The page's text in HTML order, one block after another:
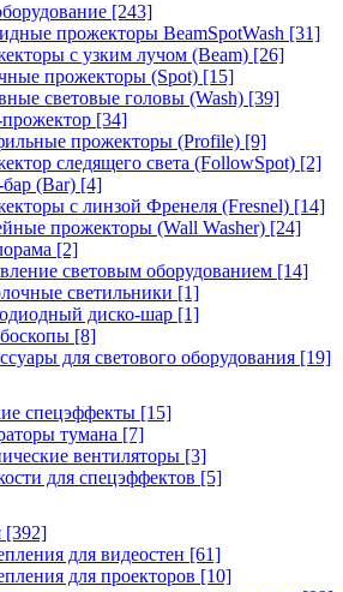
[243]
прожекторы BeamSpotWash [31]
с узким лучом (Beam) [26]
прожекторы (Spot) [15]
световые головы (Wash) [39]
[34]
прожекторы (Profile) [9]
следящего света (FollowSpot) [2]
(Bar) [4]
с линзой Френеля (Fresnel) [14]
прожекторы (Wall Washer) [24]
[2]
световым оборудованием [14]
светильники [1]
диско-шар [1]
[8]
для светового оборудования [19]
спецэффекты [15]
тумана [7]
вентиляторы [3]
для спецэффектов [5]
[392]
для видеостен [61]
для проекторов [10]